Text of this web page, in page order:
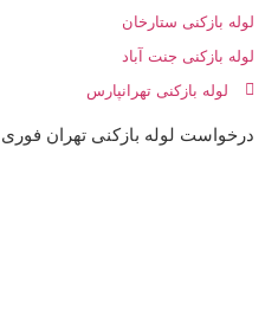
لوله بازکنی ستارخان
لوله بازکنی جنت آباد
لوله بازکنی تهرانپارس
درخواست لوله بازکنی تهران فوری